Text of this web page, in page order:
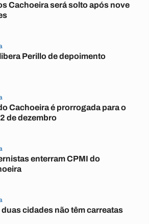
Cachoeira será solto após nove
Perillo de depoimento
Cachoeira é prorrogada para o
de dezembro
enterram CPMI do
duas cidades não têm carreatas